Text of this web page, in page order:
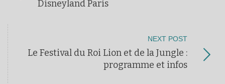
Disneyland Paris
NEXT POST
Le Festival du Roi Lion et de la Jungle :
programme et infos